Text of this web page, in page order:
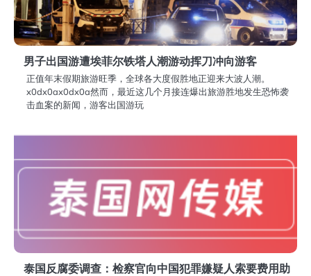
男子出国游遭埃菲尔铁塔人潮游动挥刀冲向游客
正值年末假期旅游旺季，全球各大度假胜地正迎来大波人潮。
x0dx0ax0dx0a然而，最近这几个月接连爆出旅游胜地发生恐怖袭
击血案的新闻，游客出国游玩
泰国反腐委调查：检察官向中国犯罪嫌疑人索要费用助